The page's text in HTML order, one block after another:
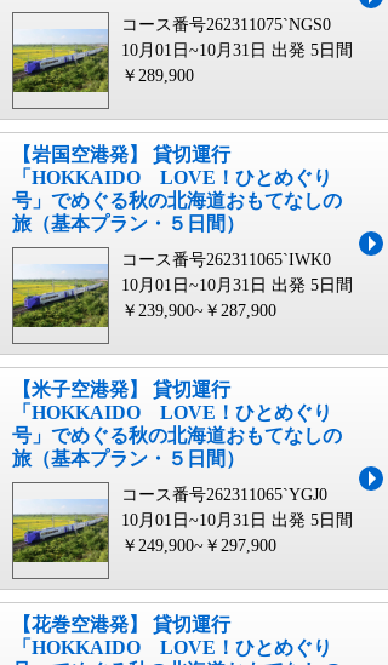
コース番号262311075`NGS0
10月01日~10月31日 出発 5日間
￥289,900
【岩国空港発】 貸切運行
「HOKKAIDO LOVE！ひとめぐり
号」でめぐる秋の北海道おもてなしの
旅（基本プラン・５日間）
コース番号262311065`IWK0
10月01日~10月31日 出発 5日間
￥239,900~￥287,900
【米子空港発】 貸切運行
「HOKKAIDO LOVE！ひとめぐり
号」でめぐる秋の北海道おもてなしの
旅（基本プラン・５日間）
コース番号262311065`YGJ0
10月01日~10月31日 出発 5日間
￥249,900~￥297,900
【花巻空港発】 貸切運行
「HOKKAIDO LOVE！ひとめぐり